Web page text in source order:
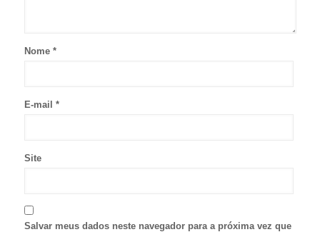
Nome *
E-mail *
Site
Salvar meus dados neste navegador para a próxima vez que